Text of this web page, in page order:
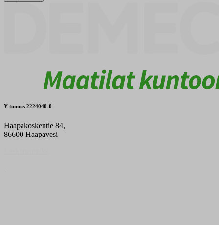
Y-tunnus 2224040-0
Haapakoskentie 84,
86600 Haapavesi